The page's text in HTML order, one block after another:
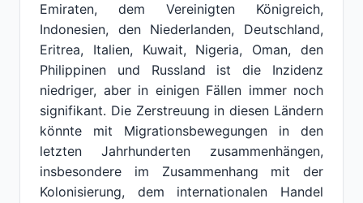
Emiraten, dem Vereinigten Königreich,
Indonesien, den Niederlanden, Deutschland,
Eritrea, Italien, Kuwait, Nigeria, Oman, den
Philippinen und Russland ist die Inzidenz
niedriger, aber in einigen Fällen immer noch
signifikant. Die Zerstreuung in diesen Ländern
könnte mit Migrationsbewegungen in den
letzten Jahrhunderten zusammenhängen,
insbesondere im Zusammenhang mit der
Kolonisierung, dem internationalen Handel